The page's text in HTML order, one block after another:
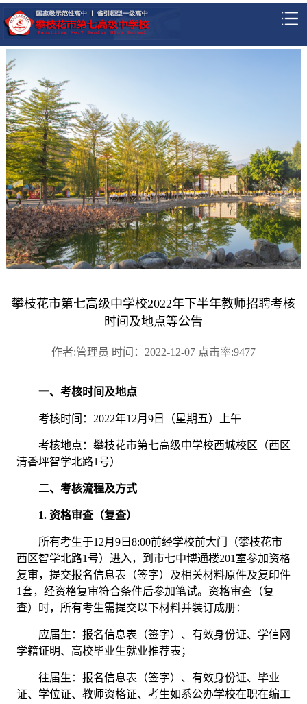
攀枝花市第七高级中学校2022年下半年教师招聘考核
时间及地点等公告
作者:管理员 时间：2022-12-07 点击率:9477
一、考核时间及地点
考核时间： 2022年12月9日 （星期五）上午
考核地点： 攀枝花市第七高级中学校西城校区（西区
清香坪智学北路1号）
二、考核流程及方式
1. 资格审查（复查）
所有考生于12月9日8:00前经学校前大门（攀枝花市
西区智学北路1号） 进入，到市七中博通楼201室参加资格
复审，提交报名信息表（签字）及相关材料原件及复印件
1套，经资格复审符合条件后参加笔试。 资格审查（复
查）时，所有考生需提交以下材料并装订成册：
应届生： 报名信息表（签字）、 有效身份证、学信网
学籍证明、高校毕业生就业推荐表；
往届生： 报名信息表（签字）、 有效身份证、毕业
证、学位证、教师资格证、考生如系公办学校在职在编工